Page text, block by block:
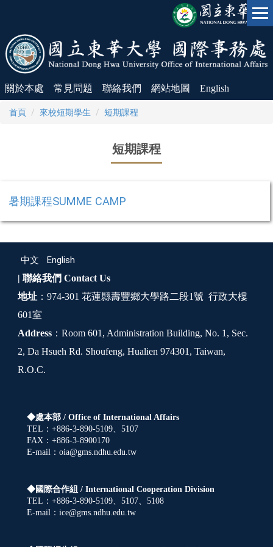
要
內
容
區
關於本處 常見問題 聯絡我們 網站地圖 English
首頁 來校短期學生 短期課程
短期課程
暑期課程SUMME CAMP
中文 English
| 聯絡我們 Contact Us
地址 ：974-301 花蓮縣壽豐鄉大學路二段1號 行政大樓
601室
Address ：Room 601, Administration Building, No. 1, Sec.
2, Da Hsueh Rd. Shoufeng, Hualien 974301, Taiwan,
R.O.C.
◆處本部 / Office of International Affairs
TEL：+886-3-890-5109、5107
FAX：+886-3-8900170
E-mail：oia@gms.ndhu.edu.tw
◆國際合作組 / International Cooperation Division
TEL：+886-3-890-5109、5107、5108
E-mail：ice@gms.ndhu.edu.tw